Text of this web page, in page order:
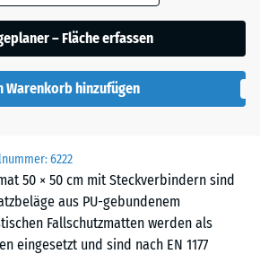
6222
50 × 50 cm mit Steckverbindern sind
aus PU-gebundenem
Fallschutzmatten werden als
eingesetzt und sind nach EN 1177
– Fläche erfassen
Warenkorb hinzufügen